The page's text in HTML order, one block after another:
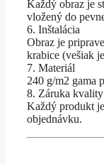
Každý obraz je
vložený do
6. Inštalácia
Obraz je
krabice (vešiak
7. Materiál
240 g/m2 gama
8. Záruka kvality
Každý produkt
objednávku.